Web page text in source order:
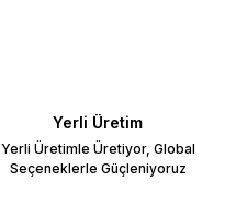
Yerli Üretim
Yerli Üretimle Üretiyor, Global
Seçeneklerle Güçleniyoruz